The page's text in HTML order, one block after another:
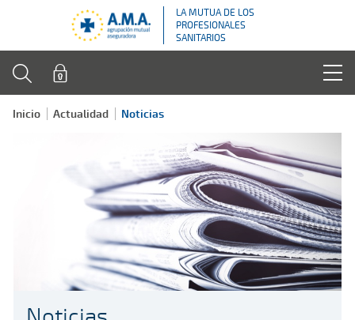
LA MUTUA DE LOS
PROFESIONALES
SANITARIOS
Inicio Actualidad Noticias